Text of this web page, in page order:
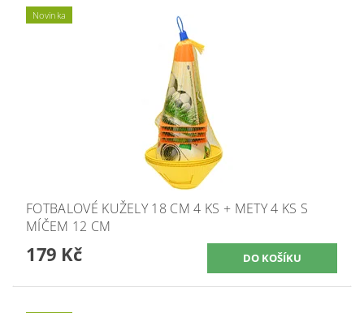
Novinka
FOTBALOVÉ KUŽELY 18 CM 4 KS + METY 4 KS S
MÍČEM 12 CM
179 Kč